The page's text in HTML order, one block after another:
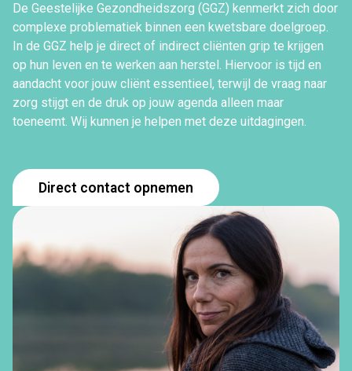
De Geestelijke Gezondheidszorg (GGZ) kenmerkt zich door
complexe problematiek binnen een kwetsbare doelgroep.
In de GGZ help je direct of indirect cliënten grip te krijgen
op hun leven en te werken aan herstel. Hiervoor is tijd en
aandacht voor jouw cliënt essentieel, terwijl de vraag naar
zorg stijgt en de druk op jouw agenda alleen maar
toeneemt. Wij kunnen je helpen met deze uitdagingen.
Direct contact opnemen